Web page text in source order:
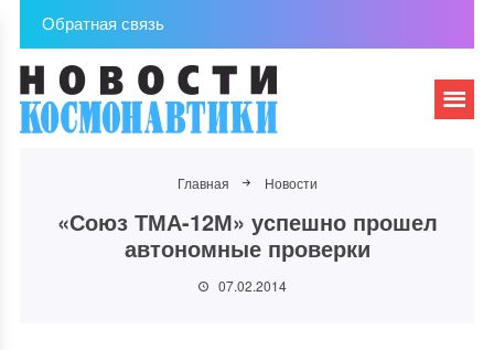
Обратная связь
Главная Новости
«Союз ТМА-12М» успешно прошел
автономные проверки
07.02.2014